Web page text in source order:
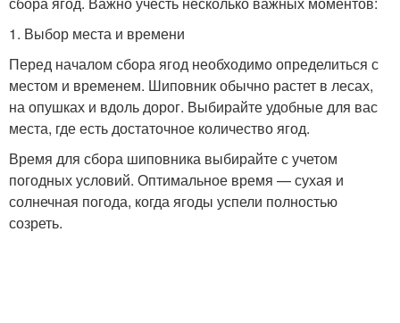
1. Выбор места и времени
Перед началом сбора ягод необходимо определиться с
местом и временем. Шиповник обычно растет в лесах,
на опушках и вдоль дорог. Выбирайте удобные для вас
места, где есть достаточное количество ягод.
Время для сбора шиповника выбирайте с учетом
погодных условий. Оптимальное время — сухая и
солнечная погода, когда ягоды успели полностью
созреть.